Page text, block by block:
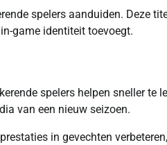
spelers aanduiden. Deze
game identiteit toevoegt.
spelers helpen sneller te
van een nieuw seizoen.
in gevechten